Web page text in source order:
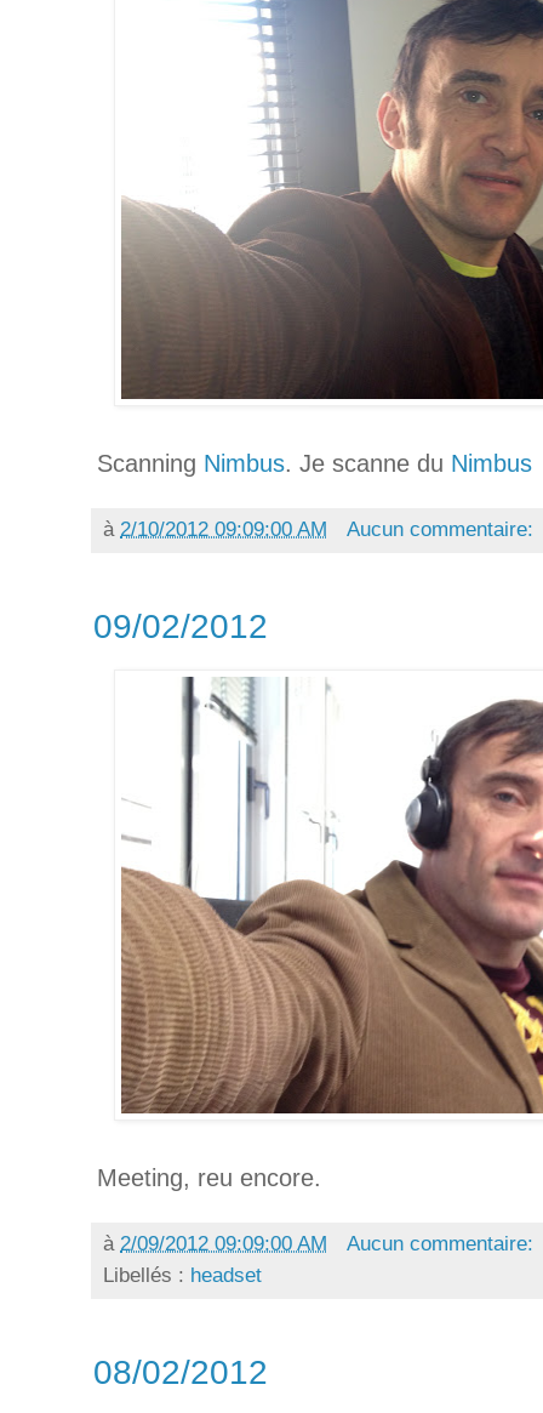
Scanning Nimbus. Je scanne du Nimbus
à 2/10/2012 09:09:00 AM Aucun commentaire:
09/02/2012
Meeting, reu encore.
à 2/09/2012 09:09:00 AM
Aucun commentaire:
Libellés : headset
08/02/2012